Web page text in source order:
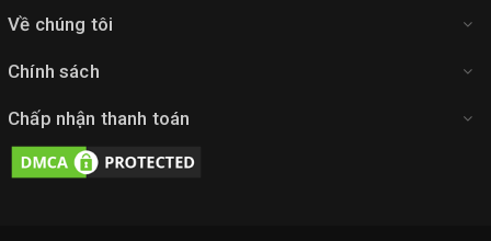
Về chúng tôi
Chính sách
Chấp nhận thanh toán